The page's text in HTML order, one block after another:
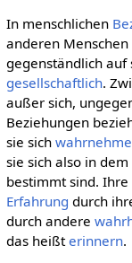
In menschlichen
anderen Menschen
gegenständlich auf
gesellschaftlich.
außer sich,
Beziehungen
sie sich
sie sich also in
bestimmt sind. Ihre
Erfahrung durch
durch andere
das heißterinnern.